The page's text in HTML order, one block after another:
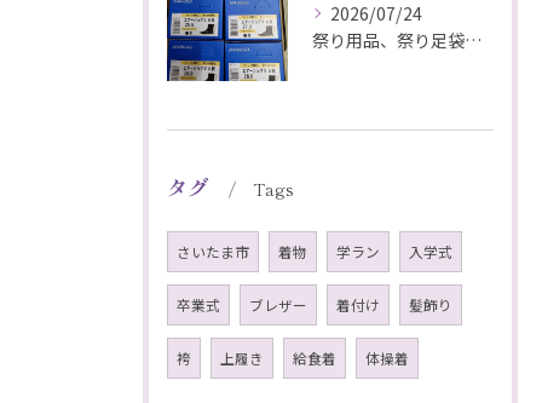
2026/07/24
祭り用品、祭り足袋特価販売中
タグ Tags
さいたま市 着物 学ラン 入学式
卒業式 ブレザー 着付け 髪飾り
袴 上履き 給食着 体操着